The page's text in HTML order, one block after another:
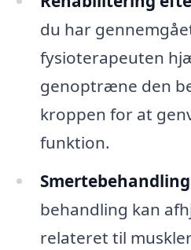
du har
fysioterapeuten
genoptræne den
kroppen for at
funktion.
behandling kan
relateret til